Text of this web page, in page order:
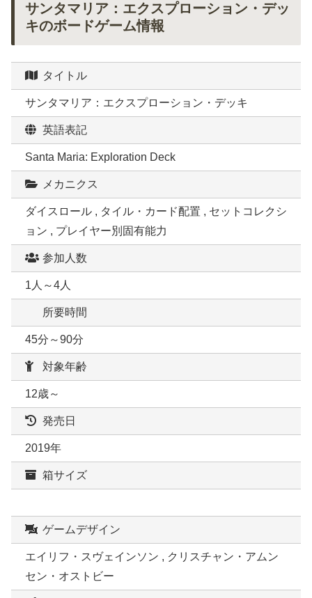
サンタマリア：エクスプローション・デッ
キのボードゲーム情報
タイトル
サンタマリア：エクスプローション・デッキ
英語表記
Santa Maria: Exploration Deck
メカニクス
ダイスロール , タイル・カード配置 , セットコレクシ
ョン , プレイヤー別固有能力
参加人数
1人～4人
所要時間
45分～90分
対象年齢
12歳～
発売日
2019年
箱サイズ
ゲームデザイン
エイリフ・スヴェインソン , クリスチャン・アムン
セン・オストビー